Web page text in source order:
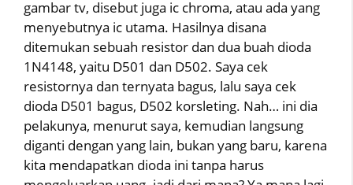
gambar tv, disebut juga ic chroma, atau ada yang
menyebutnya ic utama. Hasilnya disana
ditemukan sebuah resistor dan dua buah dioda
1N4148, yaitu D501 dan D502. Saya cek
resistornya dan ternyata bagus, lalu saya cek
dioda D501 bagus, D502 korsleting. Nah… ini dia
pelakunya, menurut saya, kemudian langsung
diganti dengan yang lain, bukan yang baru, karena
kita mendapatkan dioda ini tanpa harus